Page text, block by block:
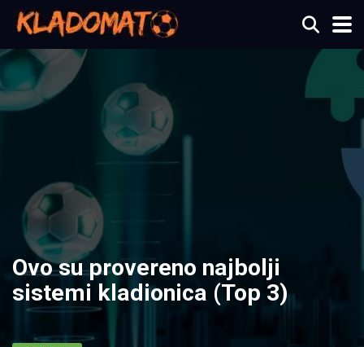
Ovo su provereno najbolji
sistemi kladionica (Top 3)